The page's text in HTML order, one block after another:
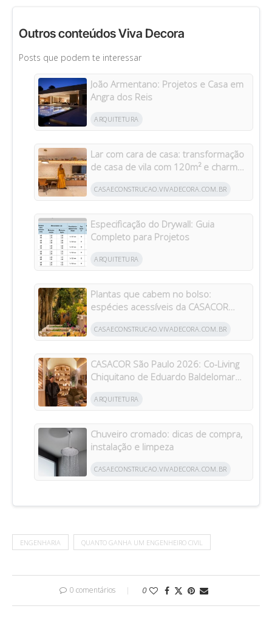
Outros conteúdos Viva Decora
Posts que podem te interessar
João Armentano: Projetos e Casa em
Angra dos Reis
ARQUITETURA
Lar com cara de casa: transformação
de casa de vila com 120m² e charme
CASAECONSTRUCAO.VIVADECORA.COM.BR
Especificação do Drywall: Guia
Completo para Projetos
ARQUITETURA
Plantas que cabem no bolso:
espécies acessíveis da CASACOR
CASAECONSTRUCAO.VIVADECORA.COM.BR
CASACOR São Paulo 2026: Co-Living
Chiquitano de Eduardo Baldelomar
ARQUITETURA
Chuveiro cromado: dicas de compra,
instalação e limpeza
CASAECONSTRUCAO.VIVADECORA.COM.BR
ENGENHARIA QUANTO GANHA UM ENGENHEIRO CIVIL
0 comentários 0